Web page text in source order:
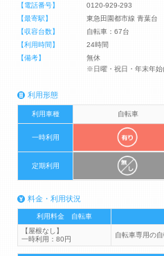
【電話番号】
0120-929-293
【最寄駅】
東急田園都市線 青葉台
【収容台数】
自転車：67台
【利用時間】
24時間
【備考】
無休
※日曜・祝日・年末年
利用形態
利用車種 自転車
一時利用
定期利用
料金・利用状況
利用料金 自転車
【屋根なし】
一時利用：80円
自転車専用の自